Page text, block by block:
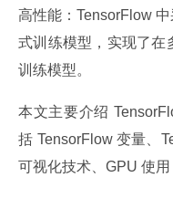
高性能：TensorFlow
式训练模型，实现了在
训练模型。
本文主要介绍
括 TensorFlow 变量、
可视化技术、GPU 使用